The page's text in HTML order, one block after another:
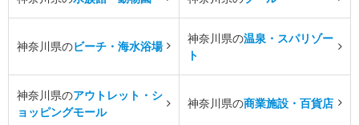
神奈川県のビーチ・海水浴場
神奈川県の温泉・スパリゾー
ト
神奈川県のアウトレット・シ
ョッピングモール
神奈川県の商業施設・百貨店